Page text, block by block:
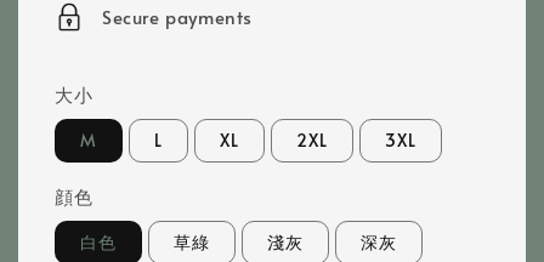
Secure payments
大小
M L XL 2XL 3XL
顔色
白色 草綠 淺灰 深灰